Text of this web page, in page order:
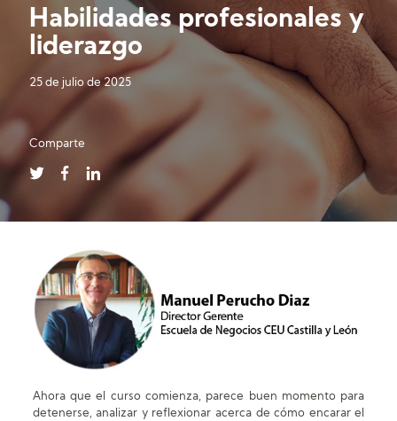
Habilidades profesionales y
liderazgo
25 de julio de 2025
Comparte
Ahora que el curso comienza, parece buen momento para
detenerse, analizar y reflexionar acerca de cómo encarar el